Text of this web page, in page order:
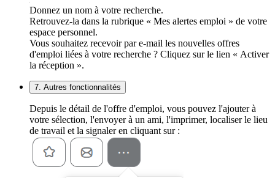
Donnez un nom à votre recherche.
Retrouvez-la dans la rubrique « Mes alertes emploi » de votre
espace personnel.
Vous souhaitez recevoir par e-mail les nouvelles offres
d'emploi liées à votre recherche ? Cliquez sur le lien « Activer
la réception ».
7. Autres fonctionnalités
Depuis le détail de l'offre d'emploi, vous pouvez l'ajouter à
votre sélection, l'envoyer à un ami, l'imprimer, localiser le lieu
de travail et la signaler en cliquant sur :